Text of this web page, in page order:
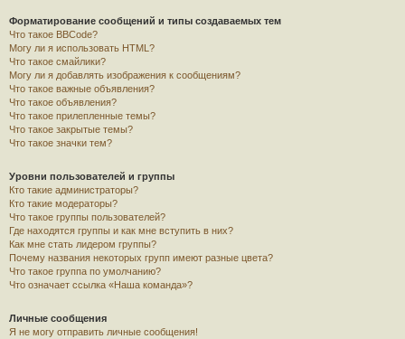
Форматирование сообщений и типы создаваемых тем
Что такое BBCode?
Могу ли я использовать HTML?
Что такое смайлики?
Могу ли я добавлять изображения к сообщениям?
Что такое важные объявления?
Что такое объявления?
Что такое прилепленные темы?
Что такое закрытые темы?
Что такое значки тем?
Уровни пользователей и группы
Кто такие администраторы?
Кто такие модераторы?
Что такое группы пользователей?
Где находятся группы и как мне вступить в них?
Как мне стать лидером группы?
Почему названия некоторых групп имеют разные цвета?
Что такое группа по умолчанию?
Что означает ссылка «Наша команда»?
Личные сообщения
Я не могу отправить личные сообщения!